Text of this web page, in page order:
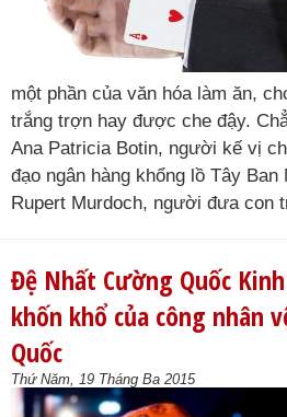
một phần của văn hóa làm ăn,
trắng trợn hay được che đậy.
Ana Patricia Botin, người kế vị
đạo ngân hàng khổng lồ Tây Ban
Rupert Murdoch, người đưa con
Đệ Nhất Cường Quốc
khốn khổ của công nhân
Quốc
Thứ Năm, 19 Tháng Ba 2015